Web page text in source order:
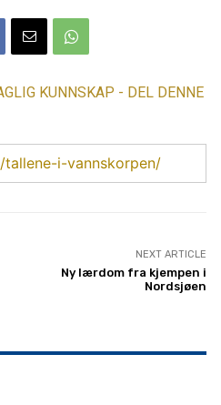
KUNNSKAP - DEL DENNE
i-vannskorpen/
NEXT ARTICLE
Ny lærdom fra kjempen i
Nordsjøen